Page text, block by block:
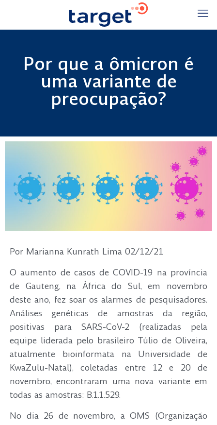
Por que a ômicron é
uma variante de
preocupação?
Por Marianna Kunrath Lima 02/12/21
O aumento de casos de COVID-19 na província
de Gauteng, na África do Sul, em novembro
deste ano, fez soar os alarmes de pesquisadores.
Análises genéticas de amostras da região,
positivas para SARS-CoV-2 (realizadas pela
equipe liderada pelo brasileiro Túlio de Oliveira,
atualmente bioinformata na Universidade de
KwaZulu-Natal), coletadas entre 12 e 20 de
novembro, encontraram uma nova variante em
todas as amostras: B.1.1.529.
No dia 26 de novembro, a OMS (Organização